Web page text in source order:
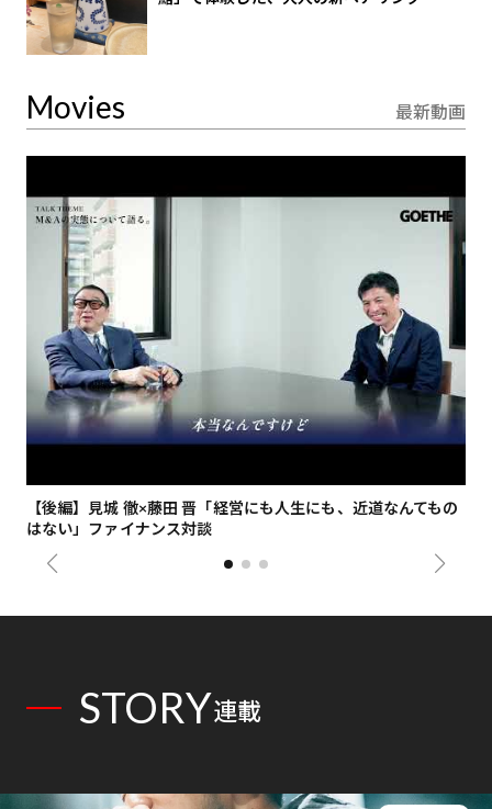
Movies 最新動画
【後編】見城 徹×藤田 晋「経営にも人生にも、近道なんてもの
はない」ファイナンス対談
STORY連載